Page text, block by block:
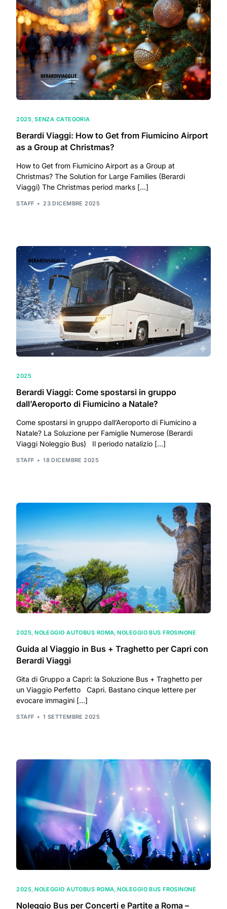
2025,SENZA CATEGORIA
Berardi Viaggi: How to Get from Fiumicino Airport
as a Group at Christmas?
How to Get from Fiumicino Airport as a Group at
Christmas? The Solution for Large Families (Berardi
Viaggi) The Christmas period marks […]
STAFF 23 DICEMBRE 2025
2025
Berardi Viaggi: Come spostarsi in gruppo
dall’Aeroporto di Fiumicino a Natale?
Come spostarsi in gruppo dall’Aeroporto di Fiumicino a
Natale? La Soluzione per Famiglie Numerose (Berardi
Viaggi Noleggio Bus) Il periodo natalizio […]
STAFF 18 DICEMBRE 2025
2025,NOLEGGIO AUTOBUS ROMA,NOLEGGIO BUS FROSINONE
Guida al Viaggio in Bus + Traghetto per Capri con
Berardi Viaggi
Gita di Gruppo a Capri: la Soluzione Bus + Traghetto per
un Viaggio Perfetto Capri. Bastano cinque lettere per
evocare immagini […]
STAFF 1 SETTEMBRE 2025
2025,NOLEGGIO AUTOBUS ROMA,NOLEGGIO BUS FROSINONE
Noleggio Bus per Concerti e Partite a Roma –